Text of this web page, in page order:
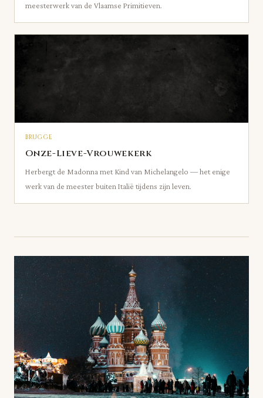
meesterwerk van de Vlaamse Primitieven.
BRUGGE
Onze-Lieve-Vrouwekerk
Herbergt de Madonna met Kind van Michelangelo — het enige
werk van de meester buiten Italië tijdens zijn leven.